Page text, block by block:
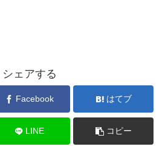
シェアする
Facebook はてブ
LINE コピー